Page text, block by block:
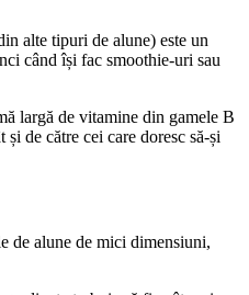
alte tipuri de alune) este un
când își fac smoothie-uri sau
largă de vitamine din gamele B
de către cei care doresc să-și
de alune de mici dimensiuni,